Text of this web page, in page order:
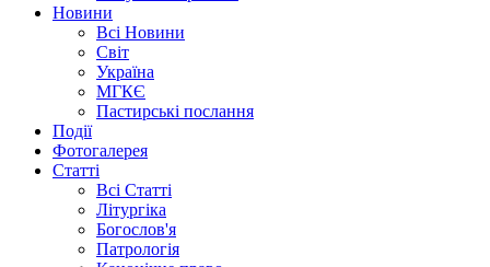
Новини
Всі Новини
Світ
Україна
МГКЄ
Пастирські послання
Події
Фотогалерея
Статті
Всі Статті
Літургіка
Богослов'я
Патрологія